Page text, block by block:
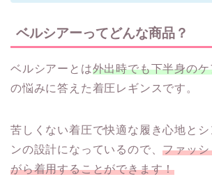
ベルシアーってどんな商品？
ベルシアーとは外出時でも下半身の
の悩みに答えた着圧レギンスです。
苦しくない着圧で快適な履き心地とシ
ンの設計になっているので、ファッ
がら着用することができます！